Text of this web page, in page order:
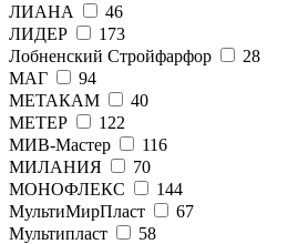
ЛИАНА
46
ЛИДЕР
173
Лобненский Стройфарфор
28
МАГ
94
МЕТАКАМ
40
МЕТЕР
122
МИВ-Мастер
116
МИЛАНИЯ
70
МОНОФЛЕКС
144
МультиМирПласт
67
Мультипласт
58